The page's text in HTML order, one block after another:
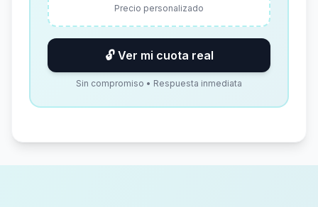
Precio personalizado
🔓 Ver mi cuota real
Sin compromiso • Respuesta inmediata